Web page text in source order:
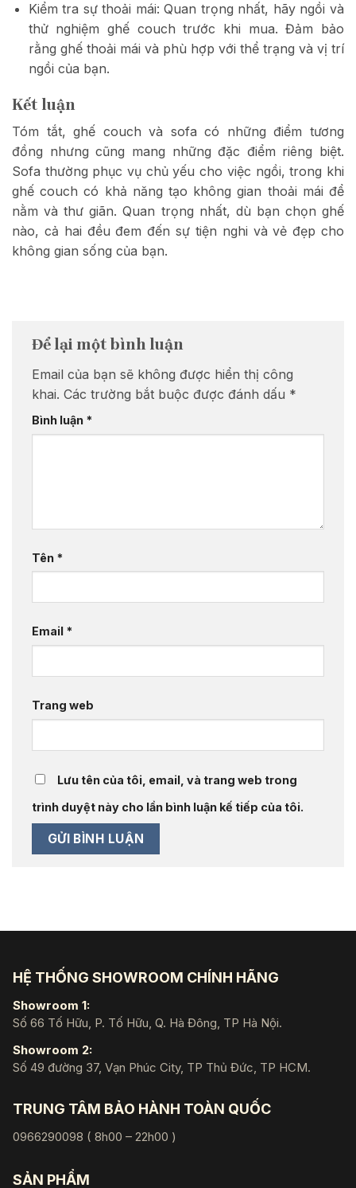
Kiểm tra sự thoải mái: Quan trọng nhất, hãy ngồi và
thử nghiệm ghế couch trước khi mua. Đảm bảo
rằng ghế thoải mái và phù hợp với thể trạng và vị trí
ngồi của bạn.
Kết luận
Tóm tắt, ghế couch và sofa có những điểm tương
đồng nhưng cũng mang những đặc điểm riêng biệt.
Sofa thường phục vụ chủ yếu cho việc ngồi, trong khi
ghế couch có khả năng tạo không gian thoải mái để
nằm và thư giãn. Quan trọng nhất, dù bạn chọn ghế
nào, cả hai đều đem đến sự tiện nghi và vẻ đẹp cho
không gian sống của bạn.
Để lại một bình luận
Email của bạn sẽ không được hiển thị công
khai. Các trường bắt buộc được đánh dấu *
Bình luận *
Tên *
Email *
Trang web
Lưu tên của tôi, email, và trang web trong
trình duyệt này cho lần bình luận kế tiếp của tôi.
HỆ THỐNG SHOWROOM CHÍNH HÃNG
Showroom 1:
Số 66 Tố Hữu, P. Tố Hữu, Q. Hà Đông, TP Hà Nội.
Showroom 2:
Số 49 đường 37, Vạn Phúc City, TP Thủ Đức, TP HCM.
TRUNG TÂM BẢO HÀNH TOÀN QUỐC
0966290098 ( 8h00 – 22h00 )
SẢN PHẨM